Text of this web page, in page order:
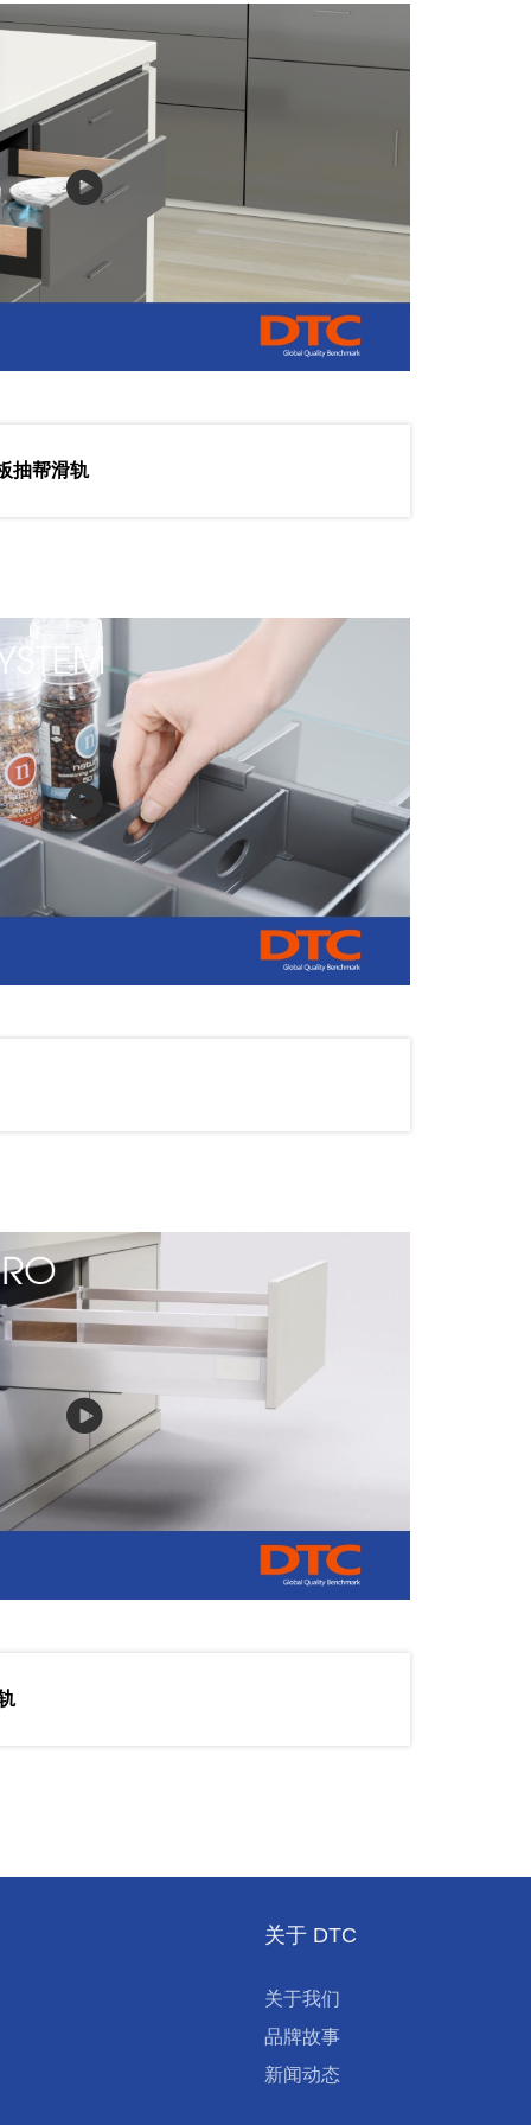
抽帮滑轨
关于 DTC
关于我们
品牌故事
新闻动态